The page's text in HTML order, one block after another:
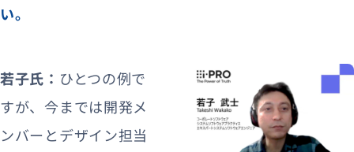
い。
若子氏： ひとつの例で
すが、今までは開発メ
ンバーとデザイン担当